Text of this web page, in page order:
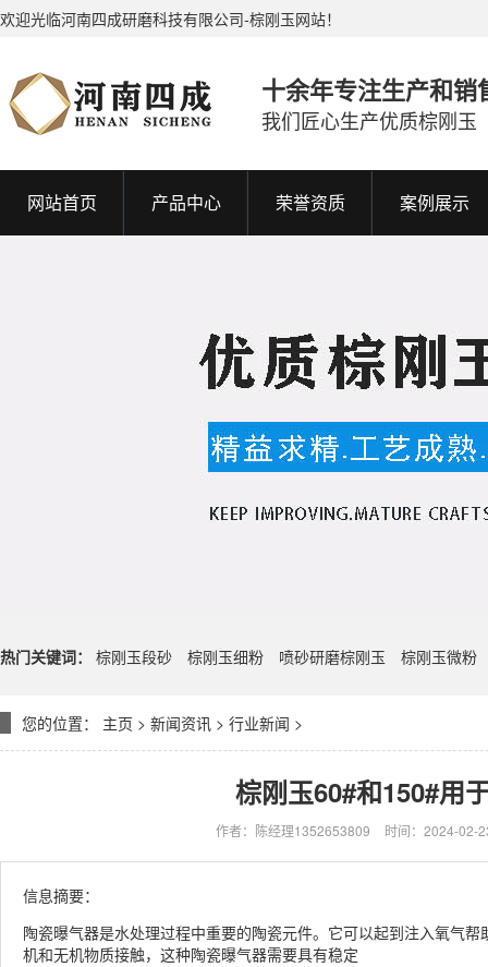
欢迎光临河南四成研磨科技有限公司-棕刚玉网站！
十余年专注生产和销
我们匠心生产优质棕刚玉
网站首页 产品中心 荣誉资质 案例展示
热门关键词： 棕刚玉段砂 棕刚玉细粉 喷砂研磨棕刚玉 棕刚玉微粉
您的位置： 主页 > 新闻资讯 > 行业新闻 >
棕刚玉60#和150#用
作者：陈经理1352653809 时间：2024-02-
信息摘要：
陶瓷曝气器是水处理过程中重要的陶瓷元件。它可以起到注入氧气
机和无机物质接触，这种陶瓷曝气器需要具有稳定